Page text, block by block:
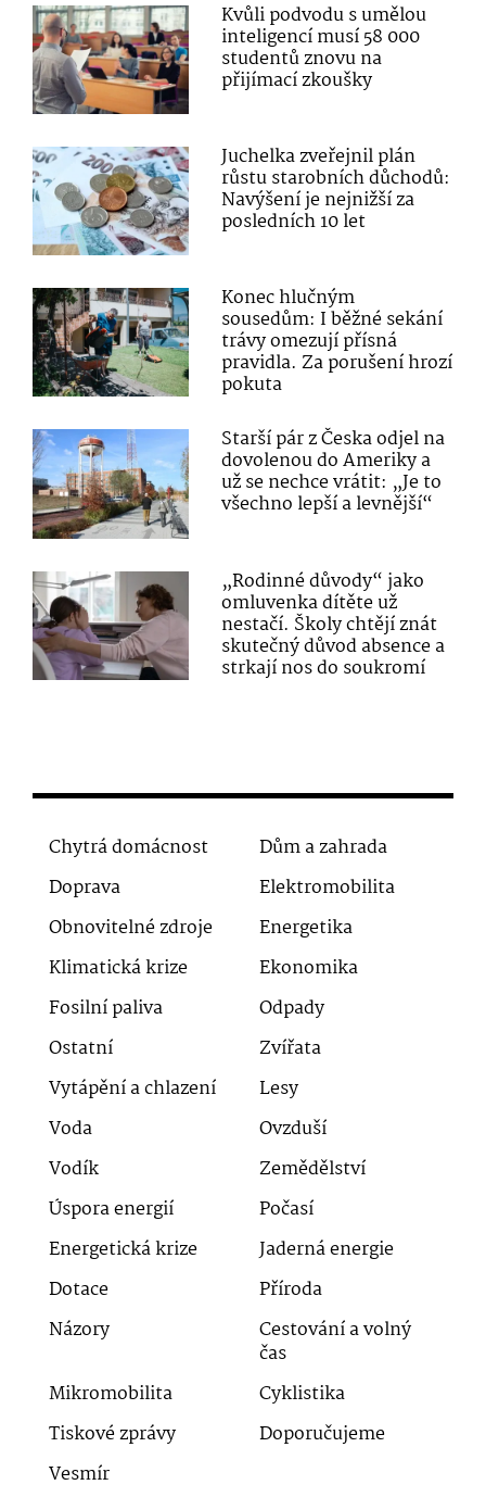
Kvůli podvodu s umělou
inteligencí musí 58 000
studentů znovu na
přijímací zkoušky
Juchelka zveřejnil plán
růstu starobních důchodů:
Navýšení je nejnižší za
posledních 10 let
Konec hlučným
sousedům: I běžné sekání
trávy omezují přísná
pravidla. Za porušení hrozí
pokuta
Starší pár z Česka odjel na
dovolenou do Ameriky a
už se nechce vrátit: „Je to
všechno lepší a levnější“
„Rodinné důvody“ jako
omluvenka dítěte už
nestačí. Školy chtějí znát
skutečný důvod absence a
strkají nos do soukromí
Chytrá domácnost
Dům a zahrada
Doprava
Elektromobilita
Obnovitelné zdroje
Energetika
Klimatická krize
Ekonomika
Fosilní paliva
Odpady
Ostatní
Zvířata
Vytápění a chlazení
Lesy
Voda
Ovzduší
Vodík
Zemědělství
Úspora energií
Počasí
Energetická krize
Jaderná energie
Dotace
Příroda
Názory
Cestování a volný
čas
Mikromobilita
Cyklistika
Tiskové zprávy
Doporučujeme
Vesmír